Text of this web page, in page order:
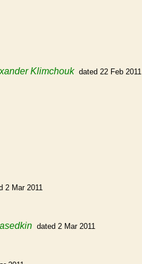
Klimchouk dated 22 Feb 2011
2 Mar 2011
dated 2 Mar 2011